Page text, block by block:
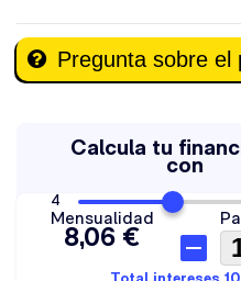
Pregunta sobre el